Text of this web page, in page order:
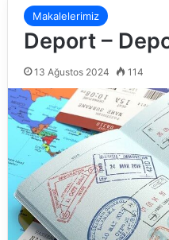
Makalelerimiz
Deport –
13 Ağustos 2024 114